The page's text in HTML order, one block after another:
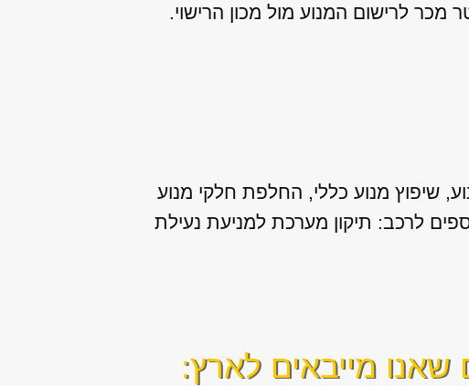
לרישום המנוע מול מכון הרישוי.
שיפוץ מנוע כללי, החלפת חלקי מנוע
לרכב: תיקון מערכת למניעת נעילת
שאנו מייבאים לארץ: